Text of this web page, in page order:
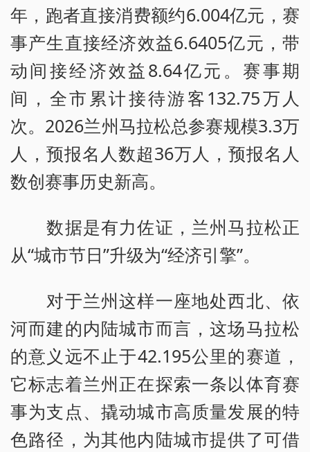
年，跑者直接消费额约6.004亿元，赛
事产生直接经济效益6.6405亿元，带
动间接经济效益8.64亿元。赛事期
间，全市累计接待游客132.75万人
次。2026兰州马拉松总参赛规模3.3万
人，预报名人数超36万人，预报名人
数创赛事历史新高。
数据是有力佐证，兰州马拉松正
从“城市节日”升级为“经济引擎”。
对于兰州这样一座地处西北、依
河而建的内陆城市而言，这场马拉松
的意义远不止于42.195公里的赛道，
它标志着兰州正在探索一条以体育赛
事为支点、撬动城市高质量发展的特
色路径，为其他内陆城市提供了可借